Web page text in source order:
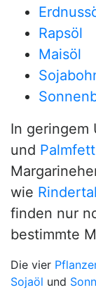
Rapsöl
Maisöl
In geringem
und Palmfett
wie
finden nur
bestimmte
Die vier
Sojaöl und